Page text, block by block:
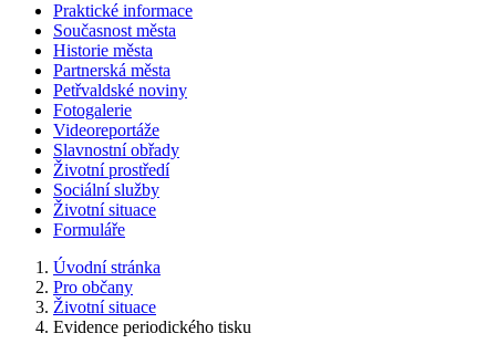
Praktické informace
Současnost města
Historie města
Partnerská města
Petřvaldské noviny
Fotogalerie
Videoreportáže
Slavnostní obřady
Životní prostředí
Sociální služby
Životní situace
Formuláře
Úvodní stránka
Pro občany
Životní situace
Evidence periodického tisku